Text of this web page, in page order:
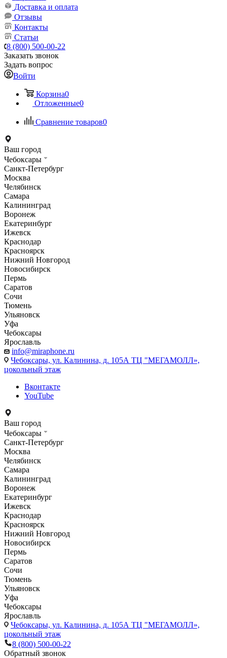
Доставка и оплата
Отзывы
Контакты
Статьи
8 (800) 500-00-22
Заказать звонок
Задать вопрос
Войти
Корзина0
Отложенные0
Сравнение товаров0
Ваш город
Чебоксары
Санкт-Петербург
Москва
Челябинск
Самара
Калининград
Воронеж
Екатеринбург
Ижевск
Краснодар
Красноярск
Нижний Новгород
Новосибирск
Пермь
Саратов
Сочи
Тюмень
Ульяновск
Уфа
Чебоксары
Ярославль
info@miraphone.ru
Чебоксары, ул. Калинина, д. 105А ТЦ "МЕГАМОЛЛ»,
цокольный этаж
Вконтакте
YouTube
Ваш город
Чебоксары
Санкт-Петербург
Москва
Челябинск
Самара
Калининград
Воронеж
Екатеринбург
Ижевск
Краснодар
Красноярск
Нижний Новгород
Новосибирск
Пермь
Саратов
Сочи
Тюмень
Ульяновск
Уфа
Чебоксары
Ярославль
Чебоксары, ул. Калинина, д. 105А ТЦ "МЕГАМОЛЛ»,
цокольный этаж
8 (800) 500-00-22
Обратный звонок